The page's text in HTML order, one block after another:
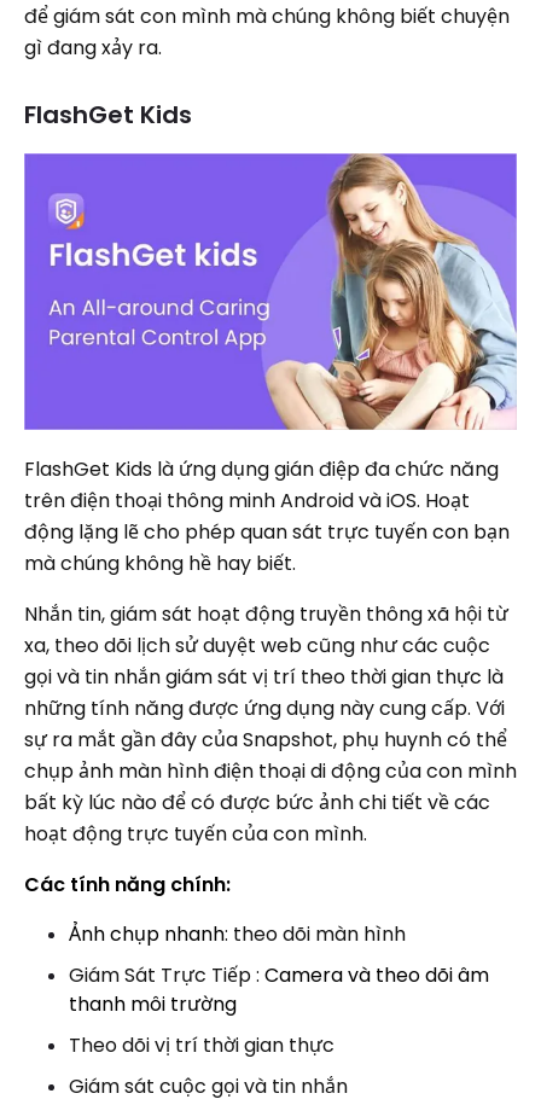
để giám sát con mình mà chúng không biết chuyện
gì đang xảy ra.
FlashGet Kids
FlashGet Kids là ứng dụng gián điệp đa chức năng
trên điện thoại thông minh Android và iOS. Hoạt
động lặng lẽ cho phép quan sát trực tuyến con bạn
mà chúng không hề hay biết.
Nhắn tin, giám sát hoạt động truyền thông xã hội từ
xa, theo dõi lịch sử duyệt web cũng như các cuộc
gọi và tin nhắn giám sát vị trí theo thời gian thực là
những tính năng được ứng dụng này cung cấp. Với
sự ra mắt gần đây của Snapshot, phụ huynh có thể
chụp ảnh màn hình điện thoại di động của con mình
bất kỳ lúc nào để có được bức ảnh chi tiết về các
hoạt động trực tuyến của con mình.
Các tính năng chính:
Ảnh chụp nhanh: theo dõi màn hình
Giám Sát Trực Tiếp : Camera và theo dõi âm
thanh môi trường
Theo dõi vị trí thời gian thực
Giám sát cuộc gọi và tin nhắn